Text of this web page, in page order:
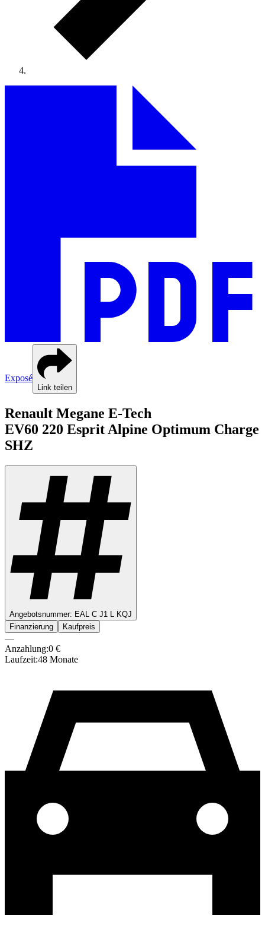
Exposé
Link teilen
Renault Megane E-Tech
EV60 220 Esprit Alpine Optimum Charge
SHZ
Angebotsnummer: EAL C J1 L KQJ
Finanzierung
Kaufpreis
—
Anzahlung:0 €
Laufzeit:48 Monate